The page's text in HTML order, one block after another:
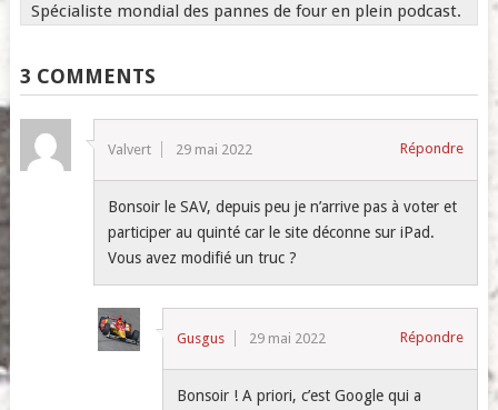
Spécialiste mondial des pannes de four en plein podcast.
3 COMMENTS
Valvert 29 mai 2022 Répondre
Bonsoir le SAV, depuis peu je n’arrive pas à voter et
participer au quinté car le site déconne sur iPad.
Vous avez modifié un truc ?
Gusgus 29 mai 2022 Répondre
Bonsoir ! A priori, c’est Google qui a